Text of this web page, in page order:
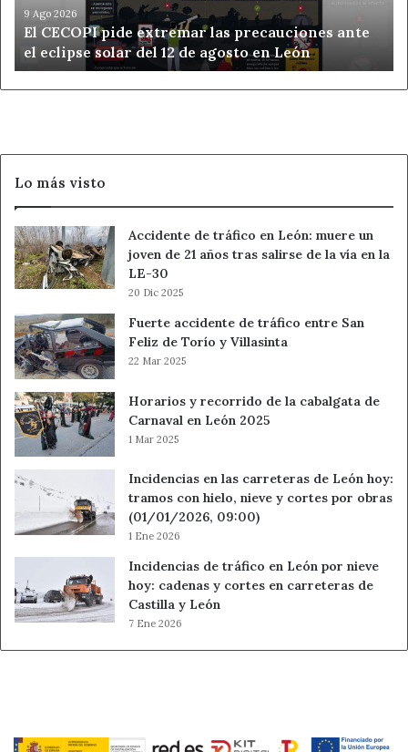
eclipse
solar
del
12
9 Ago 2026
El CECOPI pide extremar las precauciones ante
el eclipse solar del 12 de agosto en León
Lo más visto
Accidente de tráfico en León: muere un
joven de 21 años tras salirse de la vía en la
LE-30
20 Dic 2025
Fuerte accidente de tráfico entre San
Feliz de Torío y Villasinta
22 Mar 2025
Horarios y recorrido de la cabalgata de
Carnaval en León 2025
1 Mar 2025
Incidencias en las carreteras de León hoy:
tramos con hielo, nieve y cortes por obras
(01/01/2026, 09:00)
1 Ene 2026
Incidencias de tráfico en León por nieve
hoy: cadenas y cortes en carreteras de
Castilla y León
7 Ene 2026